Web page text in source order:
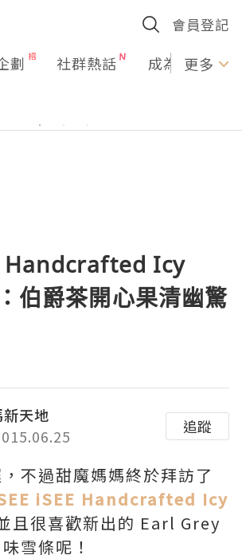
會員登記
劃 社群熱話 成為U更多
Handcrafted Icy
伯爵茶開心果清幽驚
天地
追蹤
不過甜魔媽媽終於拜訪了
iSEE Handcrafted Icy
且很喜歡新出的 Earl Grey
雪條呢！